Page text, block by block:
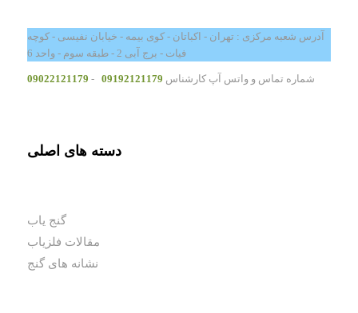
آدرس شعبه مرکزی : تهران - اکباتان - کوی بیمه - خیابان نفیسی - کوچه
فیات - برج آبی 2 - طبقه سوم - واحد 6
شماره تماس و واتس آپ کارشناس 09192121179
-
09022121179
دسته های اصلی
گنج یاب
مقالات فلزیاب
نشانه های گنج